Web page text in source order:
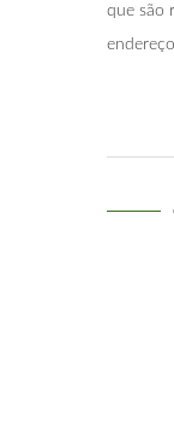
que são